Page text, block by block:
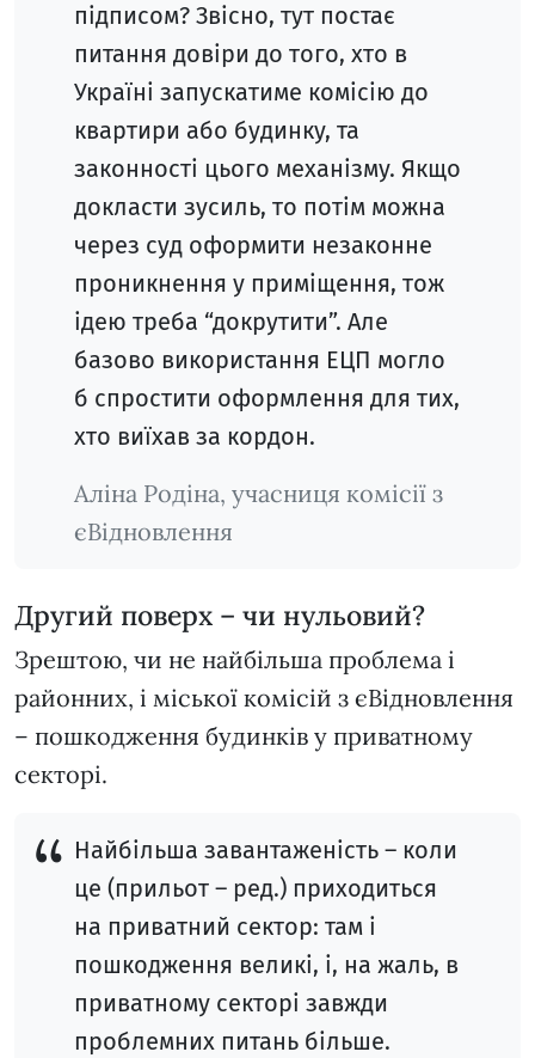
підписом? Звісно, тут постає
питання довіри до того, хто в
Україні запускатиме комісію до
квартири або будинку, та
законності цього механізму. Якщо
докласти зусиль, то потім можна
через суд оформити незаконне
проникнення у приміщення, тож
ідею треба “докрутити”. Але
базово використання ЕЦП могло
б спростити оформлення для тих,
хто виїхав за кордон.
Аліна Родіна, учасниця комісії з
єВідновлення
Другий поверх – чи нульовий?
Зрештою, чи не найбільша проблема і
районних, і міської комісій з єВідновлення
– пошкодження будинків у приватному
секторі.
Найбільша завантаженість – коли
це (прильот – ред.) приходиться
на приватний сектор: там і
пошкодження великі, і, на жаль, в
приватному секторі завжди
проблемних питань більше.